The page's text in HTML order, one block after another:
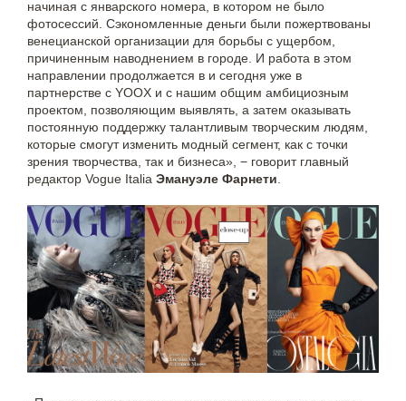
начиная с январского номера, в котором не было
фотосессий. Сэкономленные деньги были пожертвованы
венецианской организации для борьбы с ущербом,
причиненным наводнением в городе. И работа в этом
направлении продолжается в и сегодня уже в
партнерстве с YOOX и с нашим общим амбициозным
проектом, позволяющим выявлять, а затем оказывать
постоянную поддержку талантливым творческим людям,
которые смогут изменить модный сегмент, как с точки
зрения творчества, так и бизнеса», − говорит главный
редактор Vogue Italia Эмануэле Фарнети